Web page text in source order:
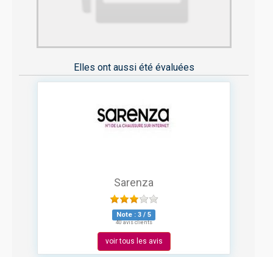
Elles ont aussi été évaluées
Sarenza
Note : 3 / 5
40 avis clients
voir tous les avis